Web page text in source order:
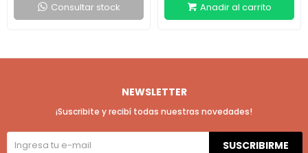
Consultar stock
NEWSLETTER
¡Suscribite y recibí todas nuestras novedades!
SUSCRIBIRME